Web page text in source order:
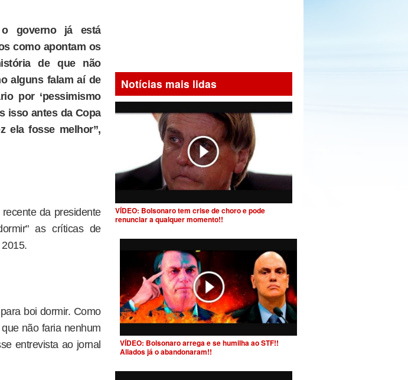
o governo já está
como apontam os
de que não
alguns falam aí de
por ‘pessimismo
isso antes da Copa
ela fosse melhor”,
da presidente
as críticas de
boi dormir. Como
não faria nenhum
entrevista ao jornal
Notícias mais lidas
VÍDEO: Bolsonaro tem crise de choro e pode
renunciar a qualquer momento!!
VÍDEO: Bolsonaro arrega e se humilha ao STF!!
Aliados já o abandonaram!!